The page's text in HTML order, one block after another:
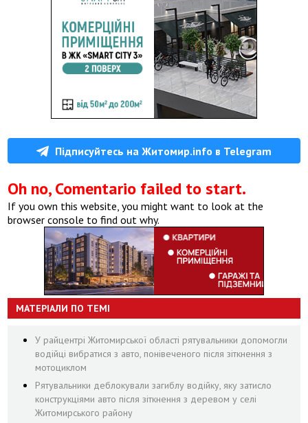
Підписуйтесь на Житомир.info в Telegram
Oh no, Comentario failed to start.
If you own this website, you might want to look at the
browser console to find out why.
МАТЕРІАЛИ ПО ТЕМІ
У райцентрі Житомирської області рятувальники допомогли
водійці вибратися з авто, понівеченого після зіткнення з
мотоциклом
Рятувальники деблокували загиблу водійку, яку затисло
конструкціями авто після зіткнення з деревом у селі
Житомирського району